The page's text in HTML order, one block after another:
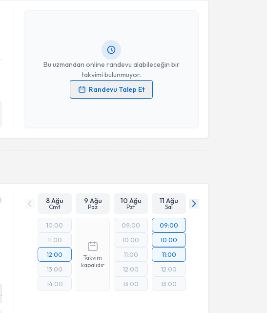
Bu uzmandan online randevu alabileceğin bir
takvimi bulunmuyor.
Randevu Talep Et
Psk. Fatmanur Çal
Kişisel verilerimin işlenmesine ilişkinAydınlatma Metni
Takvim Talebini Gönder
Adres Online Görüşme
8 Ağu
Cmt
9 Ağu
Paz
10 Ağu
Pzt
11 Ağu
Sal
10:00
11:00
12:00
13:00
14:00
Takvim
kapalıdır
09:00
10:00
11:00
12:00
13:00
09:00
10:00
11:00
12:00
13:00